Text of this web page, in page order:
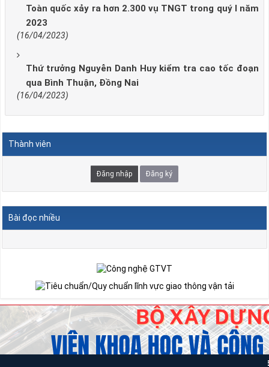
Toàn quốc xảy ra hơn 2.300 vụ TNGT trong quý I năm
2023
(16/04/2023)
Thứ trưởng Nguyễn Danh Huy kiểm tra cao tốc đoạn
qua Bình Thuận, Đồng Nai
(16/04/2023)
Thành viên
Đăng nhập Đăng ký
Bài đọc nhiều